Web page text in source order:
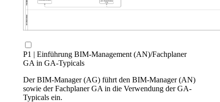
P1 | Einführung BIM-Management (AN)/Fachplaner
GA in GA-Typicals
Der BIM-Manager (AG) führt den BIM-Manager (AN)
sowie der Fachplaner GA in die Verwendung der GA-
Typicals ein.